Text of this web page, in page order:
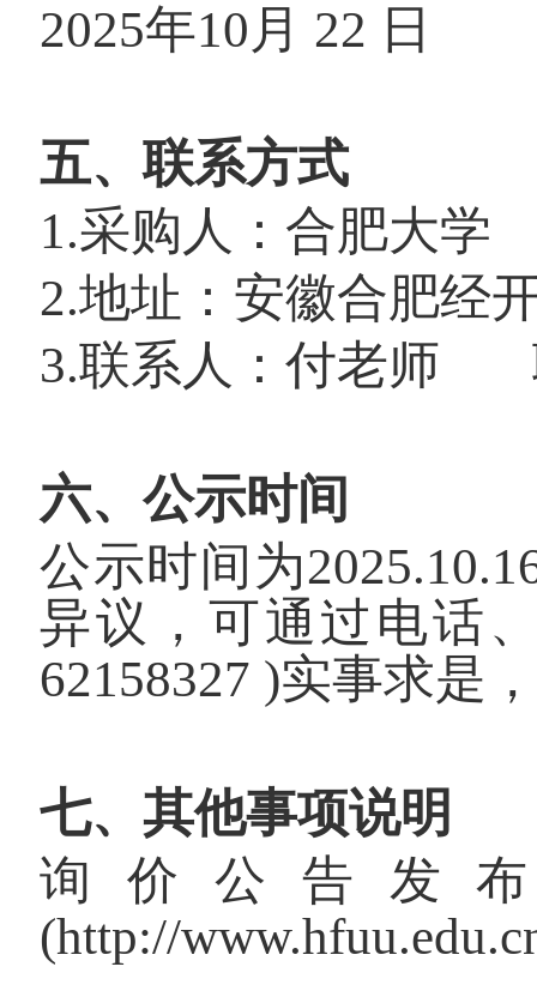
2025年10 月 22 日
五、联系方式
1.采购人：合肥大学
2.地址：安徽合肥经
3.联系人：付老师
六、公示时间
公示时间为
异议，可通过电话
62158327 )实事求是
七、其他事项说明
询价公告发
(http://